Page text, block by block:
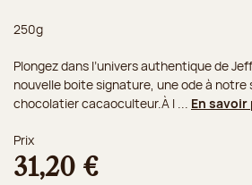
Poids net :
250g
Plongez dans l’univers authentique de
nouvelle boite signature, une ode à notre
chocolatier cacaoculteur.À l ... En savoir
Prix
31,20 €